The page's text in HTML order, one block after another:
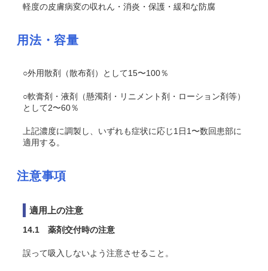
軽度の皮膚病変の収れん・消炎・保護・緩和な防腐
用法・容量
○外用散剤（散布剤）として15〜100％
○軟膏剤・液剤（懸濁剤・リニメント剤・ローション剤等）
として2〜60％
上記濃度に調製し、いずれも症状に応じ1日1〜数回患部に
適用する。
注意事項
適用上の注意
14.1 薬剤交付時の注意
誤って吸入しないよう注意させること。